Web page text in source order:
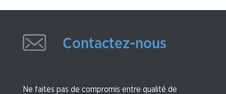
Contactez-nous
Ne faites pas de compromis entre qualité de